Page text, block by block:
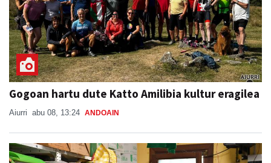
Gogoan hartu dute Katto Amilibia kultur eragilea
Aiurri abu 08, 13:24 ANDOAIN